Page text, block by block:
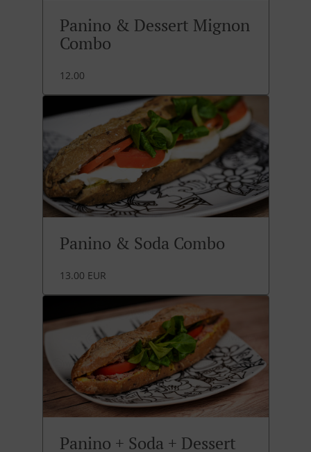
Panino & Dessert Mignon
Combo
12.00
Panino & Soda Combo
13.00 EUR
Panino + Soda + Dessert